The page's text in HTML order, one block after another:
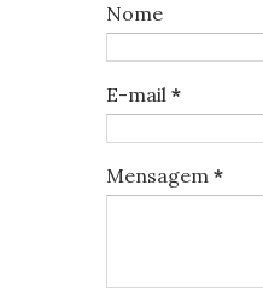
Nome
E-mail *
Mensagem *